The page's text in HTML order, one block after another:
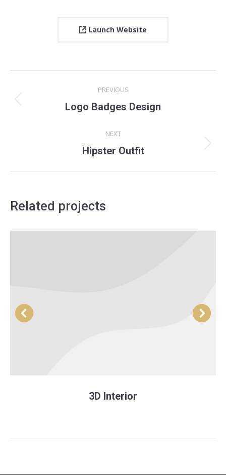
Launch Website
navigation
PREVIOUS
Previous
Logo Badges Design
NEXT
Next
Hipster Outfit
Related projects
3D Interior